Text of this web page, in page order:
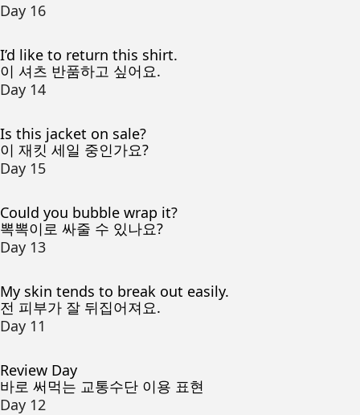
Day 16
I’d like to return this shirt.
이 셔츠 반품하고 싶어요.
Day 14
Is this jacket on sale?
이 재킷 세일 중인가요?
Day 15
Could you bubble wrap it?
뽁뽁이로 싸줄 수 있나요?
Day 13
My skin tends to break out easily.
전 피부가 잘 뒤집어져요.
Day 11
Review Day
바로 써먹는 교통수단 이용 표현
Day 12